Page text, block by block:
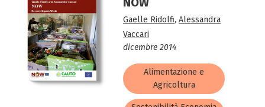
Gaelle Ridolfi, Alessandra
Vaccari
dicembre 2014
Alimentazione e
Agricoltura